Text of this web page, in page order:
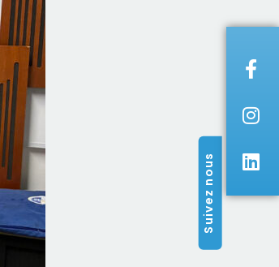
Suivez nous